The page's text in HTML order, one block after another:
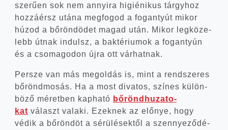
sze­rű­en sok nem annyi­ra higi­é­ni­kus tárgy­hoz
hoz­zá­érsz utá­na meg­fo­god a fogan­tyút mikor
húzod a bőrön­dö­det magad után. Mikor leg­kö­ze­
lebb útnak indulsz, a bak­té­ri­u­mok a fogan­tyún
és a cso­ma­go­don újra ott várhatnak.
Per­sze van más meg­ol­dás is, mint a rend­sze­res
bőrönd­mo­sás. Ha a most diva­tos, szí­nes külön­
bö­ző méret­ben kap­ha­tó bőrönd­hu­za­to­
kat választ vala­ki. Ezek­nek az elő­nye, hogy
védik a bőrön­döt a sérü­lé­sek­től a szennye­ző­dé­